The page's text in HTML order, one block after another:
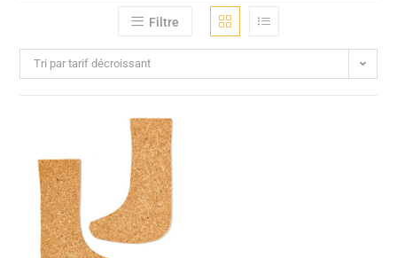
Filtre
Tri par tarif décroissant